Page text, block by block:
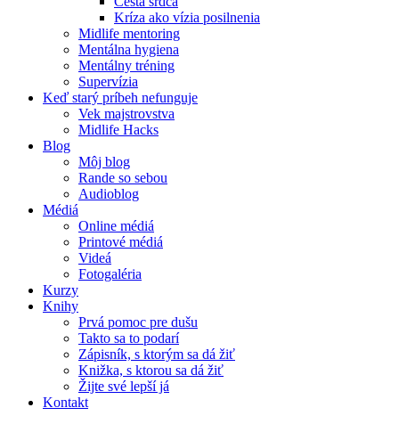
Kríza ako vízia posilnenia
Midlife mentoring
Mentálna hygiena
Mentálny tréning
Supervízia
Keď starý príbeh nefunguje
Vek majstrovstva
Midlife Hacks
Blog
Môj blog
Rande so sebou
Audioblog
Médiá
Online médiá
Printové médiá
Videá
Fotogaléria
Kurzy
Knihy
Prvá pomoc pre dušu
Takto sa to podarí
Zápisník, s ktorým sa dá žiť
Knižka, s ktorou sa dá žiť
Žijte své lepší já
Kontakt